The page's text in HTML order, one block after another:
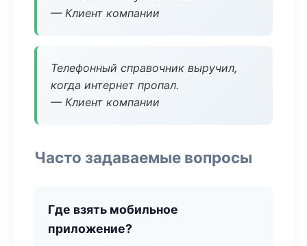
— Клиент компании
Телефонный справочник выручил,
когда интернет пропал.
— Клиент компании
Часто задаваемые вопросы
Где взять мобильное
приложение?